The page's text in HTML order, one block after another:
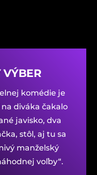
komédie je
diváka čakalo
javisko, dva
stôl, aj tu sa
manželský
voľby“.